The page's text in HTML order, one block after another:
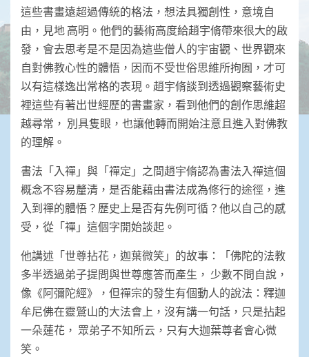
這些書畫遠超過傳統的格法，想法具獨創性，意境自
由，見地 高明。他們的藝術高度給趙宇脩帶來很大的啟
發，會去思考是不是因為這些僧人的宇宙觀、世界觀來
自對佛教心性的體悟，因而不受世俗思維所拘囿，才可
以有這樣逸出常格的表現。趙宇脩談到透過觀察藝術史
裡這些有著出世經歷的書畫家，看到他們的創作思維超
越尋常， 別具隻眼，也讓他轉而開始注意且進入對佛教
的理解。
書法「入禪」與「禪定」之間趙宇脩認為書法入禪這個
概念不容易釐清，是否能藉由書法成為修行的途徑，進
入到禪的體悟？歷史上是否有先例可循？他以自己的感
受，從「禪」這個字開始談起。
他講述「世尊拈花，迦葉微笑」的故事：「佛陀的法教
多半透過弟子提問與世尊應答而產生， 少數不問自說，
像《阿彌陀經》，但禪宗的發生有個動人的說法：釋迦
牟尼佛在靈鷲山的大法會上，沒有講一句話，只是拈起
一朵蓮花， 眾弟子不知所云，只有大迦葉尊者會心微
笑。